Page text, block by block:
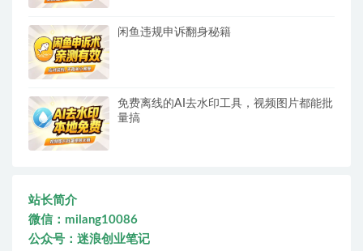
闲鱼违规申诉翻身秘籍
免费离线的AI去水印工具，视频图片都能批
量搞
站长简介
微信：milang10086
公众号：迷浪创业笔记